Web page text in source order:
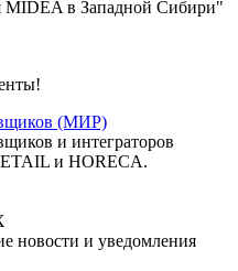
MIDEA в Западной Сибири"
(МИР)
и интеграторов
и HORECA.
новости и уведомления